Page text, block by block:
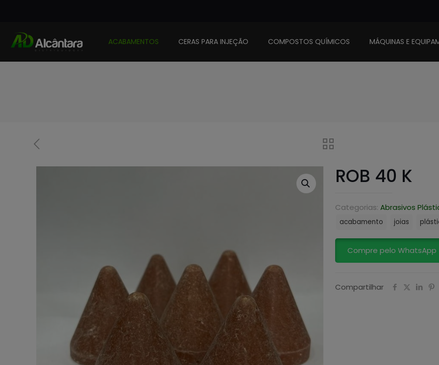
ACABAMENTOS CERAS PARA INJEÇÃO COMPOSTOS QUÍMICOS MÁQUINAS E
ROB 40 K
Categorias: Abrasivos
acabamento joias
Compre pelo WhatsApp
Compartilhar